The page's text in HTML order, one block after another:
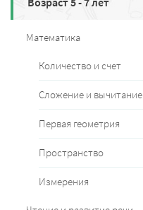
Математика
Количество и счет
Сложение и вычитание
Первая геометрия
Пространство
Измерения